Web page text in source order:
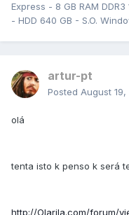
Express - 8 GB RAM DDR3
- HDD 640 GB - S.O.
artur-pt
Posted August 19,
olá
tenta isto k penso k será
http://Olarila.com/forum/